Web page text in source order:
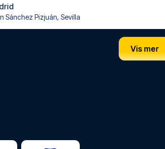
Sánchez Pizjuán, Sevilla
Vis mer